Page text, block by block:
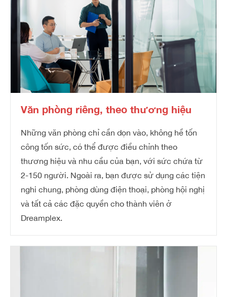
Văn phòng riêng, theo thương hiệu
Những văn phòng chỉ cần dọn vào, không hề tốn
công tốn sức, có thể được điều chỉnh theo
thương hiệu và nhu cầu của bạn, với sức chứa từ
2-150 người. Ngoài ra, bạn được sử dụng các tiện
nghi chung, phòng dùng điện thoại, phòng hội nghị
và tất cả các đặc quyền cho thành viên ở
Dreamplex.